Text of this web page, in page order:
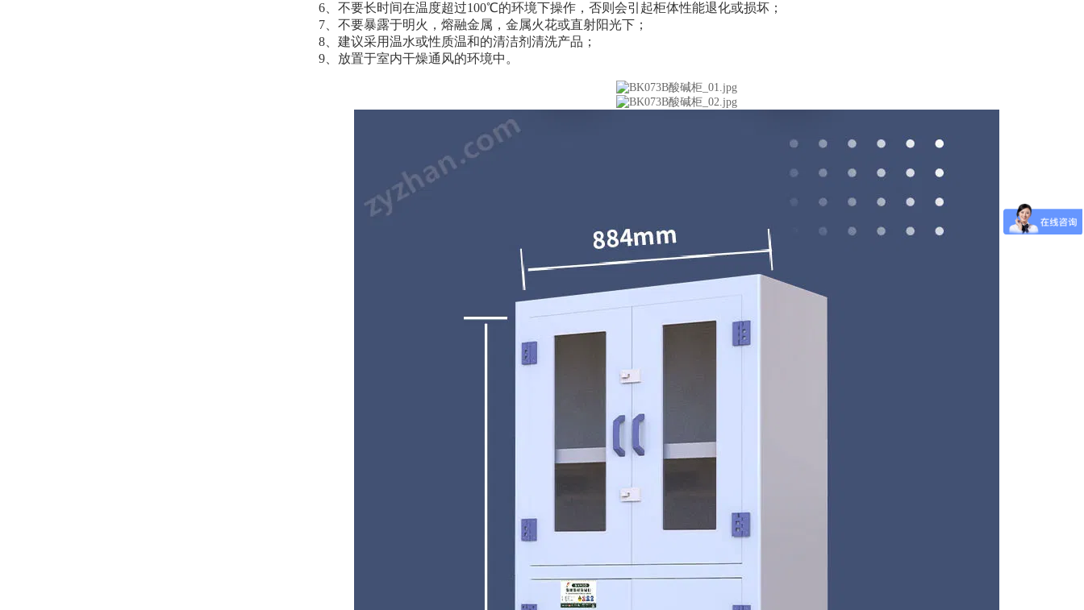
6、不要长时间在温度超过100℃的环境下操作，否则会引起柜体性能退化或损坏；
7、不要暴露于明火，熔融金属，金属火花或直射阳光下；
8、建议采用温水或性质温和的清洁剂清洗产品；
9、放置于室内干燥通风的环境中。